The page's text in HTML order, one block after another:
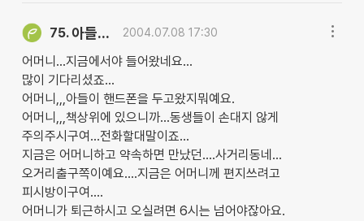
75. 아들... 2004.07.08 17:30
어머니...지금에서야 들어왔네요...
많이 기다리셨죠...
어머니,,,아들이 핸드폰을 두고왔지뭐예요.
어머니,,,책상위에 있으니까...동생들이 손대지 않게
주의주시구여...전화할대말이죠...
지금은 어머니하고 약속하면 만났던....사거리동네...
오거리출구쪽이예요....지금은 어머니께 편지쓰려고
피시방이구여....
어머니가 퇴근하시고 오실려면 6시는 넘어야잖아요.